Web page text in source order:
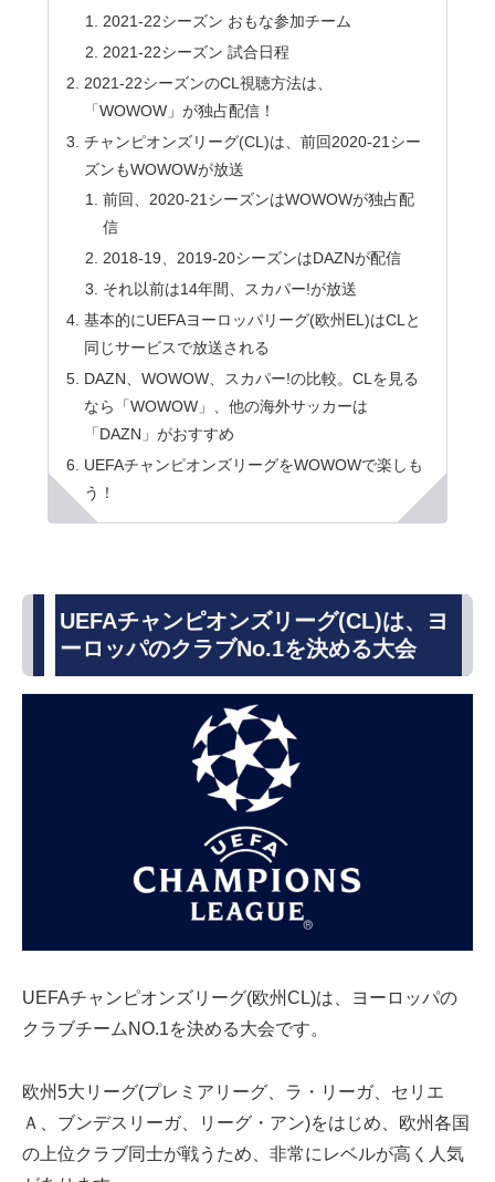
2021-22シーズン おもな参加チーム
2021-22シーズン 試合日程
2021-22シーズンのCL視聴方法は、
「WOWOW」が独占配信！
チャンピオンズリーグ(CL)は、前回2020-21シー
ズンもWOWOWが放送
前回、2020-21シーズンはWOWOWが独占配
信
2018-19、2019-20シーズンはDAZNが配信
それ以前は14年間、スカパー!が放送
基本的にUEFAヨーロッパリーグ(欧州EL)はCLと
同じサービスで放送される
DAZN、WOWOW、スカパー!の比較。CLを見る
なら「WOWOW」、他の海外サッカーは
「DAZN」がおすすめ
UEFAチャンピオンズリーグをWOWOWで楽しも
う！
UEFAチャンピオンズリーグ(CL)は、ヨ
ーロッパのクラブNo.1を決める大会
UEFAチャンピオンズリーグ(欧州CL)は、ヨーロッパの
クラブチームNO.1を決める大会です。
欧州5大リーグ(プレミアリーグ、ラ・リーガ、セリエ
Ａ、ブンデスリーガ、リーグ・アン)をはじめ、欧州各国
の上位クラブ同士が戦うため、非常にレベルが高く人気